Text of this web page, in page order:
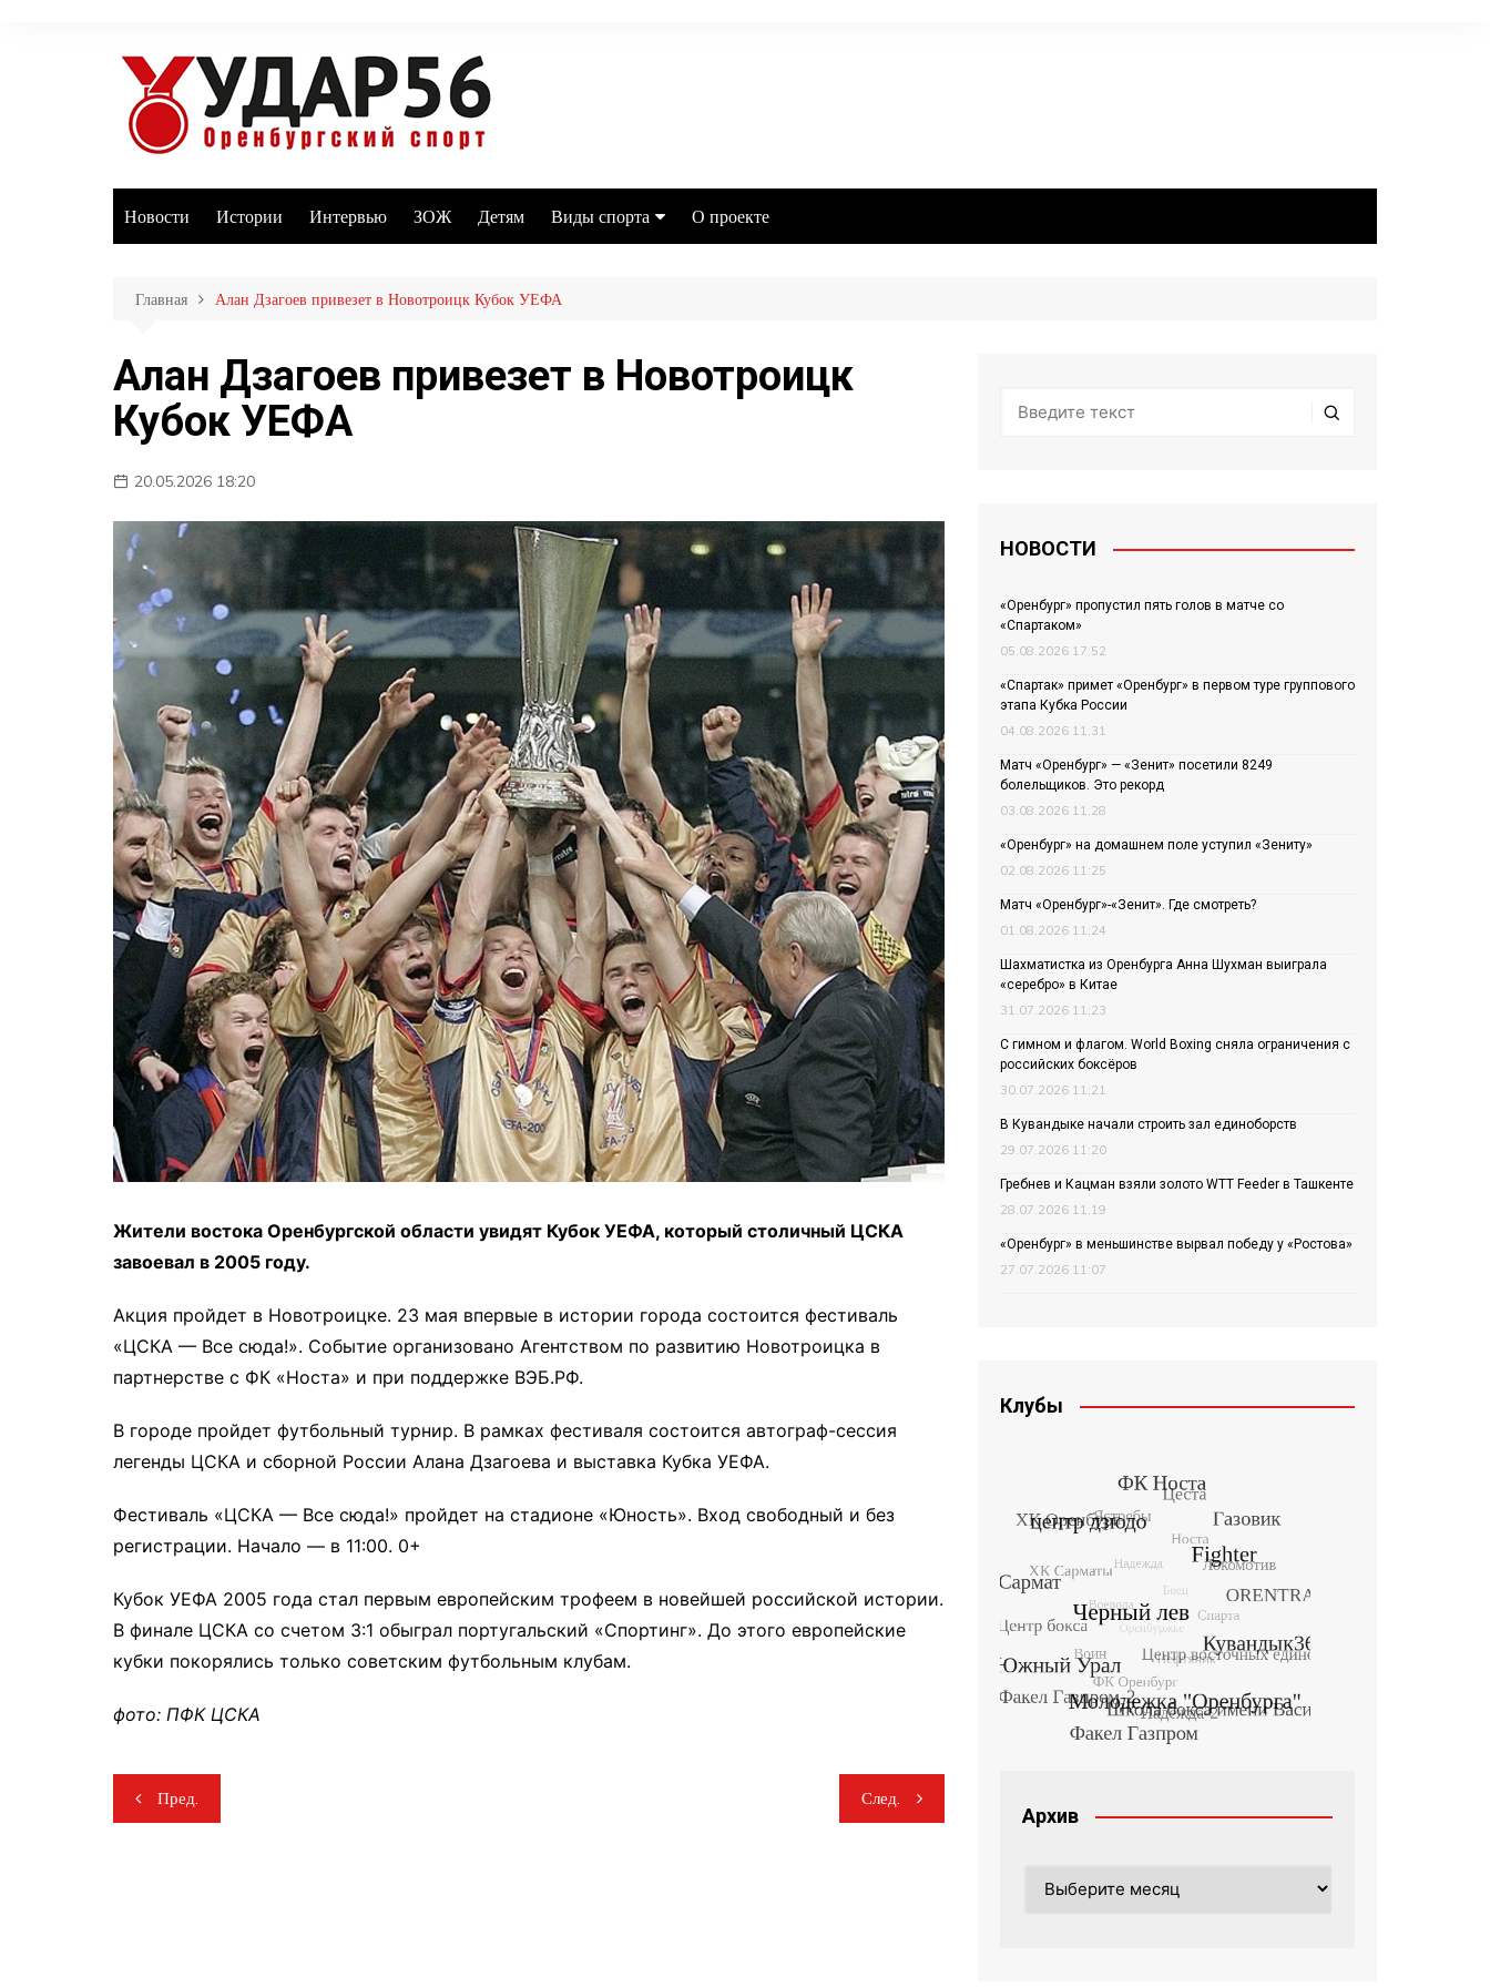
Новости Истории Интервью ЗОЖ Детям Виды спорта
MMA
Баскетбол
Бег
Дзюдо
Волейбол
Тяжелая атлетика
Водные виды спорта
Хоккей с мячом
Автоспорт
Остальное
О проекте
Главная Алан Дзагоев привезет в Новотроицк Кубок УЕФА
Алан Дзагоев привезет в Новотроицк
Кубок УЕФА
20.05.2026 18:20
Жители востока Оренбургской области увидят Кубок УЕФА, который столичный ЦСКА
завоевал в 2005 году.
Акция пройдет в Новотроицке. 23 мая впервые в истории города состоится фестиваль
«ЦСКА — Все сюда!». Событие организовано Агентством по развитию Новотроицка в
партнерстве с ФК «Носта» и при поддержке ВЭБ.РФ.
В городе пройдет футбольный турнир. В рамках фестиваля состоится автограф-сессия
легенды ЦСКА и сборной России Алана Дзагоева и выставка Кубка УЕФА.
Фестиваль «ЦСКА — Все сюда!» пройдет на стадионе «Юность». Вход свободный и без
регистрации. Начало — в 11:00. 0+
Кубок УЕФА 2005 года стал первым европейским трофеем в новейшей российской истории.
В финале ЦСКА со счетом 3:1 обыграл португальский «Спортинг». До этого европейские
кубки покорялись только советским футбольным клубам.
фото: ПФК ЦСКА
Навигация
по
Пред. След.
НОВОСТИ
«Оренбург» пропустил пять голов в матче со
«Спартаком»
05.08.2026 17:52
«Спартак» примет «Оренбург» в первом туре группового
этапа Кубка России
04.08.2026 11:31
Матч «Оренбург» — «Зенит» посетили 8249
болельщиков. Это рекорд
03.08.2026 11:28
«Оренбург» на домашнем поле уступил «Зениту»
02.08.2026 11:25
Матч «Оренбург»-«Зенит». Где смотреть?
01.08.2026 11:24
Шахматистка из Оренбурга Анна Шухман выиграла
«серебро» в Китае
31.07.2026 11:23
С гимном и флагом. World Boxing сняла ограничения с
российских боксёров
30.07.2026 11:21
В Кувандыке начали строить зал единоборств
29.07.2026 11:20
Гребнев и Кацман взяли золото WTT Feeder в Ташкенте
28.07.2026 11:19
«Оренбург» в меньшинстве вырвал победу у «Ростова»
27.07.2026 11:07
Клубы
Архив